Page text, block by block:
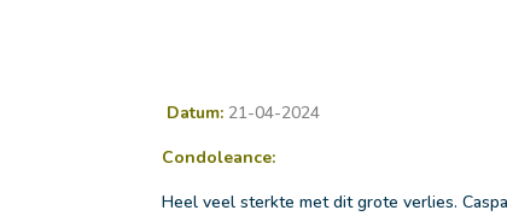
Datum: 21-04-2024
Condoleance:
Heel veel sterkte met dit grote verlies.